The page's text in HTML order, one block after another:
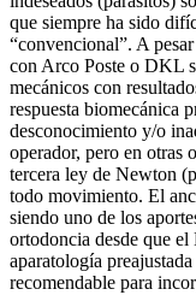
que siempre ha sido
“convencional”. A
con Arco Poste o DKL
mecánicos con
respuesta biomecánica
desconocimiento y/o
operador, pero en otras
tercera ley de Newton
todo movimiento. El
siendo uno de los
ortodoncia desde que
aparatología
recomendable para